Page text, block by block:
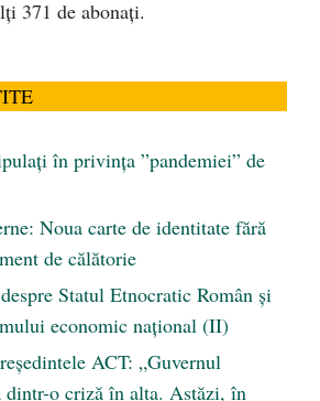
371 de abonați.
în privința ”pandemiei” de
Noua carte de identitate fără
de călătorie
Statul Etnocratic Român şi
economic naţional (II)
ACT: „Guvernul
dintr-o criză în alta. Astăzi, în